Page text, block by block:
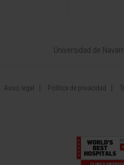
Universidad de
Aviso legal Política de privacidad